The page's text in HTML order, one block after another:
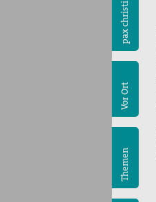
pax christi
Vor Ort
Themen